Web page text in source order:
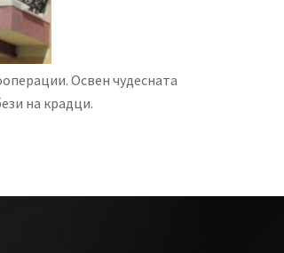
Освен чудесната
на крадци.